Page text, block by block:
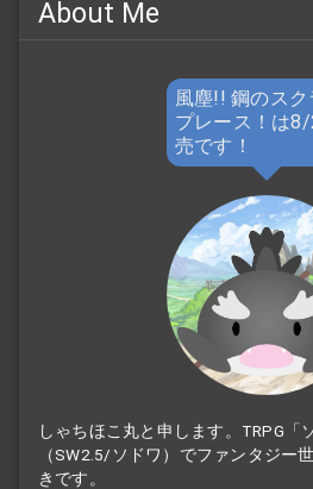
About Me
風塵!! 鋼のスク
プレース！は
売です！
しゃちほこ丸と申します。TRPG「
（SW2.5/ソドワ）でファンタジー
きです。